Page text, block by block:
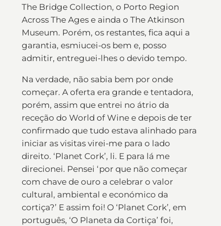
The Bridge Collection, o Porto Region
Across The Ages e ainda o The Atkinson
Museum. Porém, os restantes, fica aqui a
garantia, esmiucei-os bem e, posso
admitir, entreguei-lhes o devido tempo.
Na verdade, não sabia bem por onde
começar. A oferta era grande e tentadora,
porém, assim que entrei no átrio da
receção do World of Wine e depois de ter
confirmado que tudo estava alinhado para
iniciar as visitas virei-me para o lado
direito. ‘Planet Cork’, li. E para lá me
direcionei. Pensei ‘por que não começar
com chave de ouro a celebrar o valor
cultural, ambiental e económico da
cortiça?’ E assim foi! O ‘Planet Cork’, em
português, ‘O Planeta da Cortiça’ foi,